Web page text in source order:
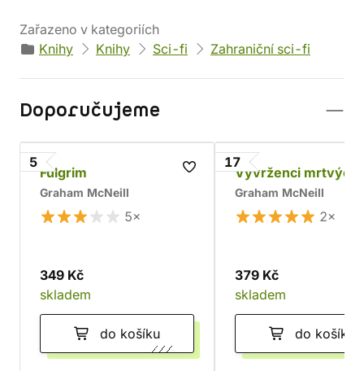
Zařazeno v kategoriích
Knihy
Knihy Sci-fi Zahraniční sci-fi
Doporučujeme
5
Fulgrim
Graham McNeill
5×
349 Kč
skladem
do košíku
17
Vyvrženci mrtvých
Graham McNeill
2×
379 Kč
skladem
do košíku